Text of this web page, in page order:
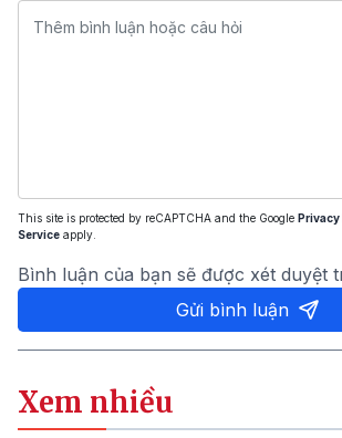
This site is protected by reCAPTCHA and the Google
Service apply.
Bình luận của bạn sẽ được xét duyệt
Gửi bình luận
Xem nhiều